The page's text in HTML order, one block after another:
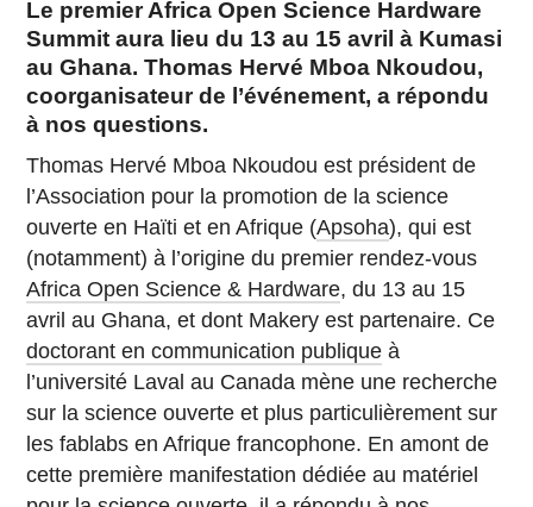
Le premier Africa Open Science Hardware
Summit aura lieu du 13 au 15 avril à Kumasi
au Ghana. Thomas Hervé Mboa Nkoudou,
coorganisateur de l’événement, a répondu
à nos questions.
Thomas Hervé Mboa Nkoudou est président de
l’Association pour la promotion de la science
ouverte en Haïti et en Afrique (Apsoha), qui est
(notamment) à l’origine du premier rendez-vous
Africa Open Science & Hardware, du 13 au 15
avril au Ghana, et dont Makery est partenaire. Ce
doctorant en communication publique à
l’université Laval au Canada mène une recherche
sur la science ouverte et plus particulièrement sur
les fablabs en Afrique francophone. En amont de
cette première manifestation dédiée au matériel